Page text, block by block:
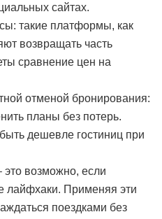
сайтах.
такие платформы, как
возвращать часть
сравнение цен на
отменой бронирования:
планы без потерь.
дешевле гостиниц при
это возможно, если
лайфхаки. Применяя эти
поездками без